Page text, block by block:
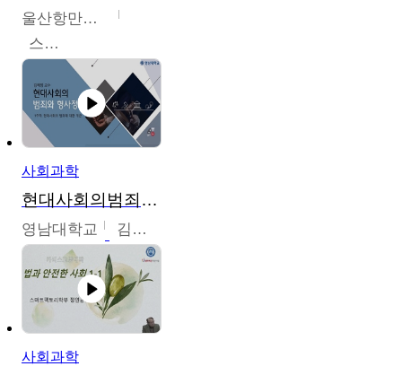
울산항만공사
스마트해상물류관리사 교육위원회
사회과학
현대사회의범죄와형사정책
영남대학교 김혜정
사회과학